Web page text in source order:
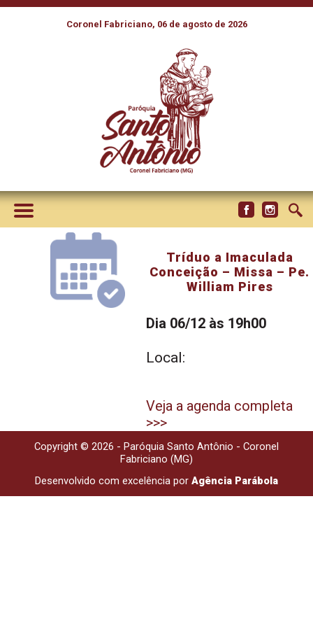
Coronel Fabriciano, 06 de agosto de 2026
Tríduo a Imaculada
Conceição – Missa – Pe.
William Pires
Dia 06/12 às 19h00
Local:
Veja a agenda completa
>>>
Copyright © 2026 - Paróquia Santo Antônio - Coronel
Fabriciano (MG)
Desenvolvido com excelência por Agência Parábola